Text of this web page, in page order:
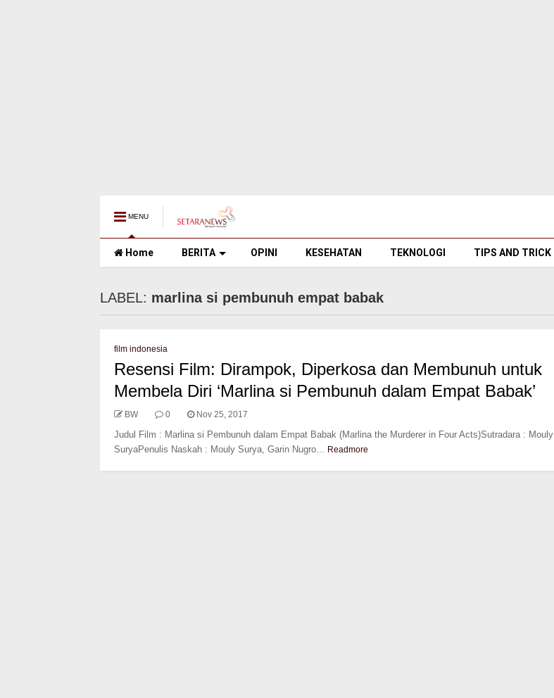
MENU
Home BERITA OPINI KESEHATAN TEKNOLOGI TIPS AND TRICK
LABEL: marlina si pembunuh empat babak
film indonesia
Resensi Film: Dirampok, Diperkosa dan Membunuh untuk
Membela Diri ‘Marlina si Pembunuh dalam Empat Babak’
BW 0 Nov 25, 2017
Judul Film : Marlina si Pembunuh dalam Empat Babak (Marlina the Murderer in Four Acts)Sutradara : Mouly
SuryaPenulis Naskah : Mouly Surya, Garin Nugro... Readmore